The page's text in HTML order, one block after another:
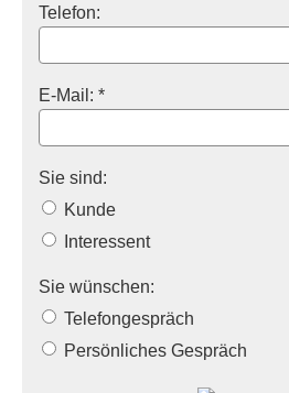
Telefon:
E-Mail: *
Sie sind:
Kunde
Interessent
Sie wünschen:
Telefongespräch
Persönliches Gespräch